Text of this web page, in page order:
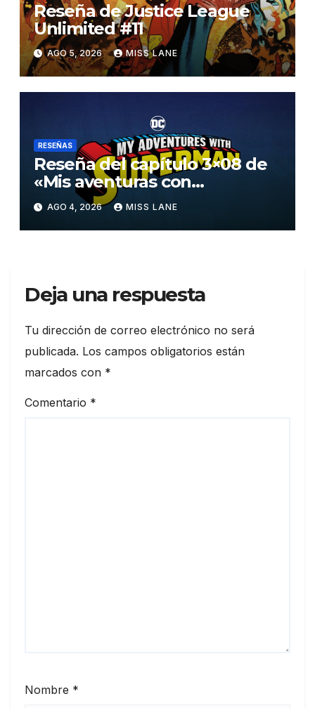
Reseña de Justice League
Unlimited #11
AGO 5, 2026 MISS LANE
RESEÑAS
Reseña del capítulo 3×08 de
«Mis aventuras con
Superman»
AGO 4, 2026 MISS LANE
Deja una respuesta
Tu dirección de correo electrónico no será
publicada. Los campos obligatorios están
marcados con *
Comentario *
Nombre *